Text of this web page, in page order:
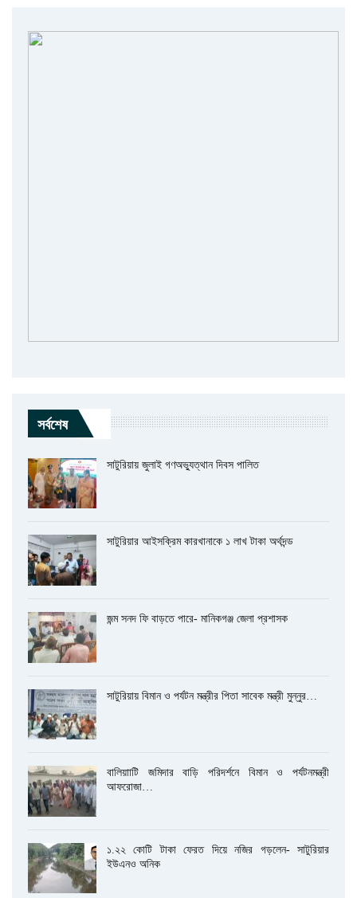
সর্বশেষ
সাটুরিয়ায় জুলাই গণঅভ্যুত্থান দিবস পালিত
সাটুরিয়ার আইসক্রিম কারখানাকে ১ লাখ টাকা অর্থদন্ড
জন্ম সনদ ফি বাড়তে পারে- মানিকগঞ্জ জেলা প্রশাসক
সাটুরিয়ায় বিমান ও পর্যটন মন্ত্রীর পিতা সাবেক মন্ত্রী মুন্নুর…
বালিয়াাটি জমিদার বাড়ি পরিদর্শনে বিমান ও পর্যটনমন্ত্রী
আফরোজা…
১.২২ কোটি টাকা ফেরত দিয়ে নজির গড়লেন- সাটুরিয়ার
ইউএনও অনিক